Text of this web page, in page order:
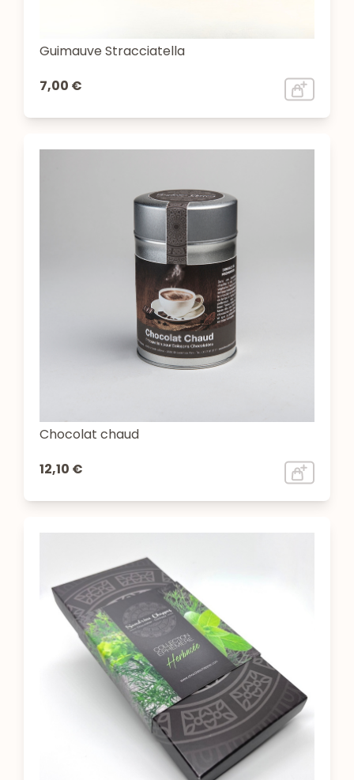
Guimauve Stracciatella
7,00 €
Chocolat chaud
12,10 €